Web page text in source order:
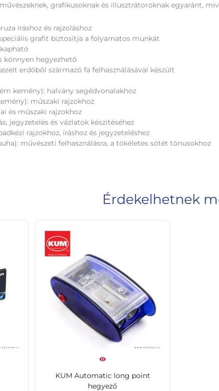
grafikusoknak és illusztrátoroknak egyaránt,
íráshoz és rajzoláshoz
grafit biztosítja a folyamatos munkát
könnyen hegyezhető
erdőből származó fa felhasználásával készült
kemény): halvány segédvonalakhoz
műszaki rajzokhoz
és műszaki rajzokhoz
jegyzetelés és vázlatok készítéséhez
rajzokhoz, íráshoz és jegyzeteléshez
művészeti felhasználásra, a tökéletes sötét tónusokhoz
Érdekelhetnek
KUM Automatic long point
hegyező